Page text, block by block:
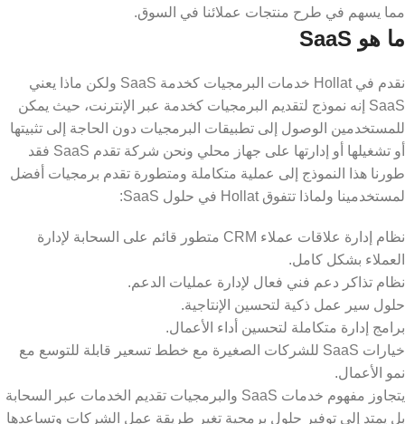
مما يسهم في طرح منتجات عملائنا في السوق.
ما هو SaaS
نقدم في Hollat خدمات البرمجيات كخدمة SaaS ولكن ماذا يعني
SaaS إنه نموذج لتقديم البرمجيات كخدمة عبر الإنترنت، حيث يمكن
للمستخدمين الوصول إلى تطبيقات البرمجيات دون الحاجة إلى تثبيتها
أو تشغيلها أو إدارتها على جهاز محلي ونحن شركة تقدم SaaS فقد
طورنا هذا النموذج إلى عملية متكاملة ومتطورة تقدم برمجيات أفضل
لمستخدمينا ولماذا تتفوق Hollat في حلول SaaS:
نظام إدارة علاقات عملاء CRM متطور قائم على السحابة لإدارة
العملاء بشكل كامل.
نظام تذاكر دعم فني فعال لإدارة عمليات الدعم.
حلول سير عمل ذكية لتحسين الإنتاجية.
برامج إدارة متكاملة لتحسين أداء الأعمال.
خيارات SaaS للشركات الصغيرة مع خطط تسعير قابلة للتوسع مع
نمو الأعمال.
يتجاوز مفهوم خدمات SaaS والبرمجيات تقديم الخدمات عبر السحابة
بل يمتد إلى توفير حلول برمجية تغير طريقة عمل الشركات وتساعدها